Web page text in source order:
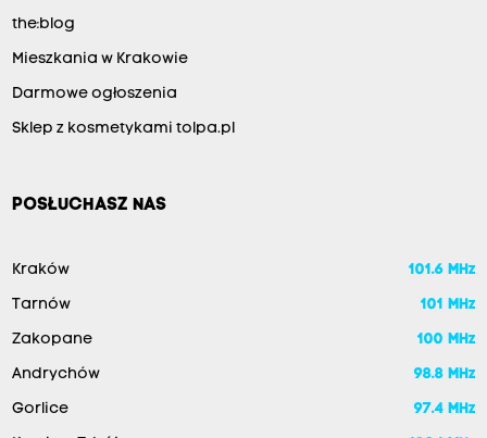
the:blog
Mieszkania w Krakowie
Darmowe ogłoszenia
Sklep z kosmetykami tolpa.pl
POSŁUCHASZ NAS
Kraków 101.6 MHz
Tarnów 101 MHz
Zakopane 100 MHz
Andrychów 98.8 MHz
Gorlice 97.4 MHz